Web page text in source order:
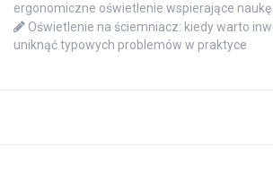
ergonomiczne oświetlenie wspierające naukę
Oświetlenie na ściemniacz: kiedy warto
uniknąć typowych problemów w praktyce